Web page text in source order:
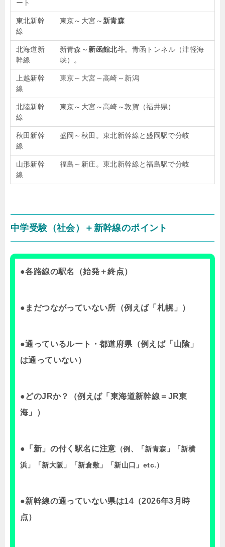
ート
東北新幹
線
東京～大宮～新青森
北海道新
幹線
新青森～新函館北斗。青函トンネル（津軽海
峡）。
上越新幹
線
東京～大宮～高崎～新潟
北陸新幹
線
東京～大宮～高崎～敦賀（福井県）
秋田新幹
線
盛岡～秋田。東北新幹線と盛岡駅で分岐
山形新幹
線
福島～新庄。東北新幹線と福島駅で分岐
中学受験（社会）＋新幹線のポイント
●各路線の駅名（始発＋終点）
●まだつながっていない所（例えば「札幌」）
●通っているルート・都道府県（例えば「山陰」
は通っていない）
●どのJRか？（例えば「東海道新幹線＝JR東
海」）
●「新」の付く駅名に注意 （例、「新青森」「新横
浜」「新大阪」「新倉敷」「新山口」etc.）
●新幹線の通っていない県は14（2026年3月時
点）